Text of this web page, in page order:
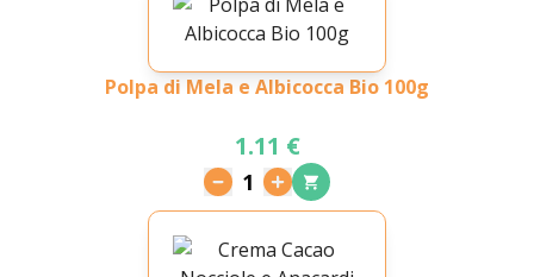
Polpa di Mela e Albicocca Bio 100g
1.11 €
1